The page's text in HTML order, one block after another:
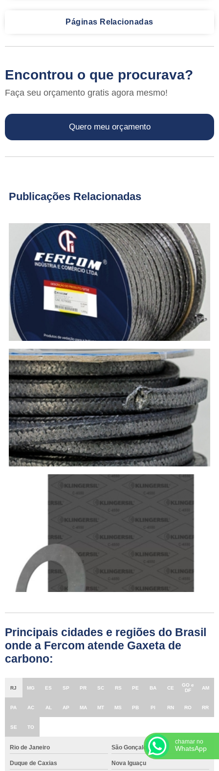
Páginas Relacionadas
Encontrou o que procurava?
Faça seu orçamento gratis agora mesmo!
Quero meu orçamento
Publicações Relacionadas
Principais cidades e regiões do Brasil
onde a Fercom atende Gaxeta de
carbono:
RJ MG ES SP PR SC RS PE BA CE
GO e
DF
AM
PA AC AL AP MA MT MS PB PI RN RO RR
SE TO
Rio de Janeiro São Gonçalo
Duque de Caxias Nova Iguaçu
chamar no
WhatsApp